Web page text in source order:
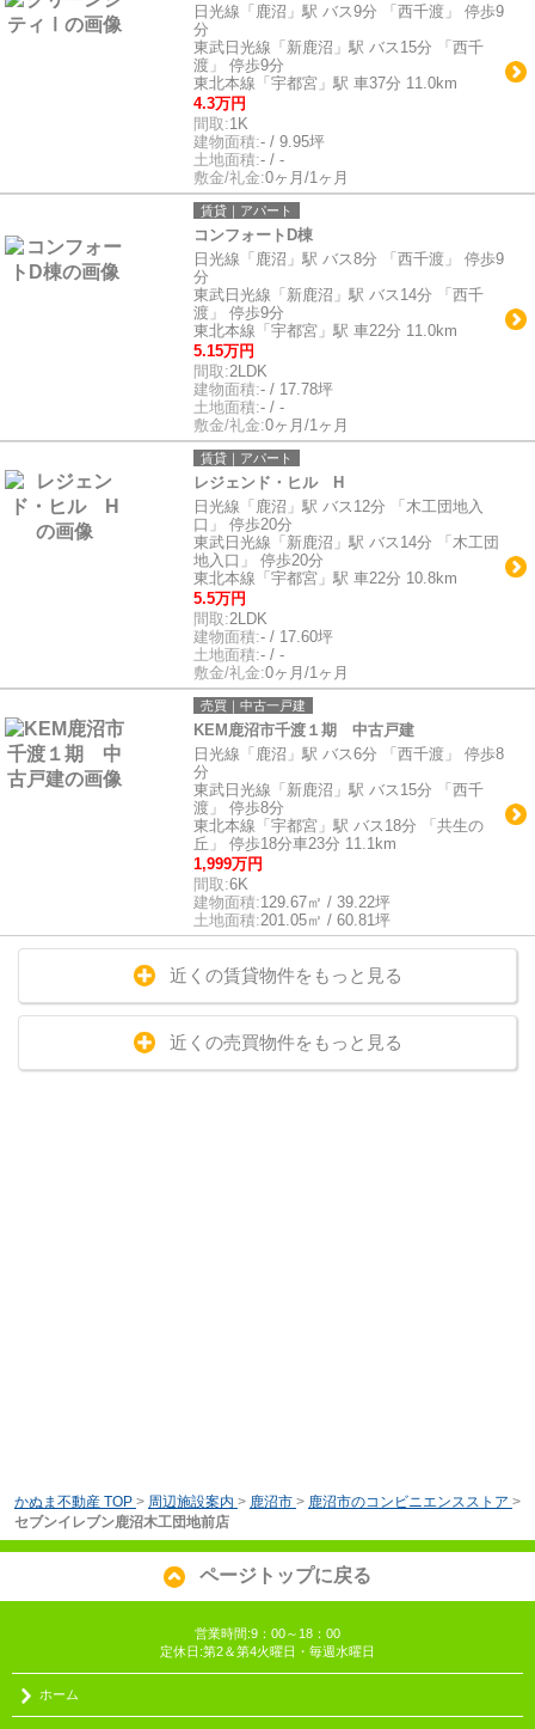
日光線「鹿沼」駅 バス9分 「西千渡」 停歩9
分
東武日光線「新鹿沼」駅 バス15分 「西千
渡」 停歩9分
東北本線「宇都宮」駅 車37分 11.0km
4.3万円
間取:1K
建物面積:- / 9.95坪
土地面積:- / -
敷金/礼金:0ヶ月/1ヶ月
賃貸｜アパート
コンフォートD棟
日光線「鹿沼」駅 バス8分 「西千渡」 停歩9
分
東武日光線「新鹿沼」駅 バス14分 「西千
渡」 停歩9分
東北本線「宇都宮」駅 車22分 11.0km
5.15万円
間取:2LDK
建物面積:- / 17.78坪
土地面積:- / -
敷金/礼金:0ヶ月/1ヶ月
賃貸｜アパート
レジェンド・ヒル H
日光線「鹿沼」駅 バス12分 「木工団地入
口」 停歩20分
東武日光線「新鹿沼」駅 バス14分 「木工団
地入口」 停歩20分
東北本線「宇都宮」駅 車22分 10.8km
5.5万円
間取:2LDK
建物面積:- / 17.60坪
土地面積:- / -
敷金/礼金:0ヶ月/1ヶ月
売買｜中古一戸建
KEM鹿沼市千渡１期 中古戸建
日光線「鹿沼」駅 バス6分 「西千渡」 停歩8
分
東武日光線「新鹿沼」駅 バス15分 「西千
渡」 停歩8分
東北本線「宇都宮」駅 バス18分 「共生の
丘」 停歩18分車23分 11.1km
1,999万円
間取:6K
建物面積:129.67㎡ / 39.22坪
土地面積:201.05㎡ / 60.81坪
近くの賃貸物件をもっと見る
近くの売買物件をもっと見る
かぬま不動産 TOP > 周辺施設案内 > 鹿沼市 > 鹿沼市のコンビニエンスストア >
セブンイレブン鹿沼木工団地前店
ページトップに戻る
営業時間:9：00～18：00
定休日:第2＆第4火曜日・毎週水曜日
ホーム